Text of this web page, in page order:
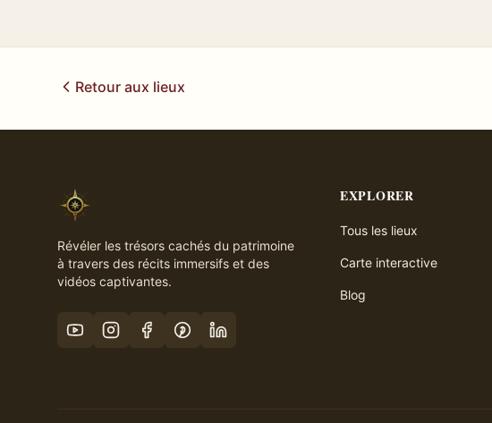
Retour aux lieux
Révéler les trésors cachés du patrimoine
à travers des récits immersifs et des
vidéos captivantes.
EXPLORER
Tous les lieux
Carte interactive
Blog